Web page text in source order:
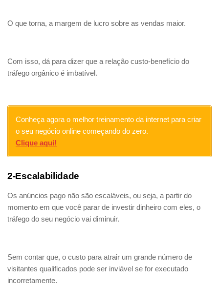
O que torna, a margem de lucro sobre as vendas maior.
Com isso, dá para dizer que a relação custo-benefício do
tráfego orgânico é imbatível.
Conheça agora o melhor treinamento da internet para criar
o seu negócio online começando do zero.
Clique aqui!
2-Escalabilidade
Os anúncios pago não são escaláveis, ou seja, a partir do
momento em que você parar de investir dinheiro com eles, o
tráfego do seu negócio vai diminuir.
Sem contar que, o custo para atrair um grande número de
visitantes qualificados pode ser inviável se for executado
incorretamente.